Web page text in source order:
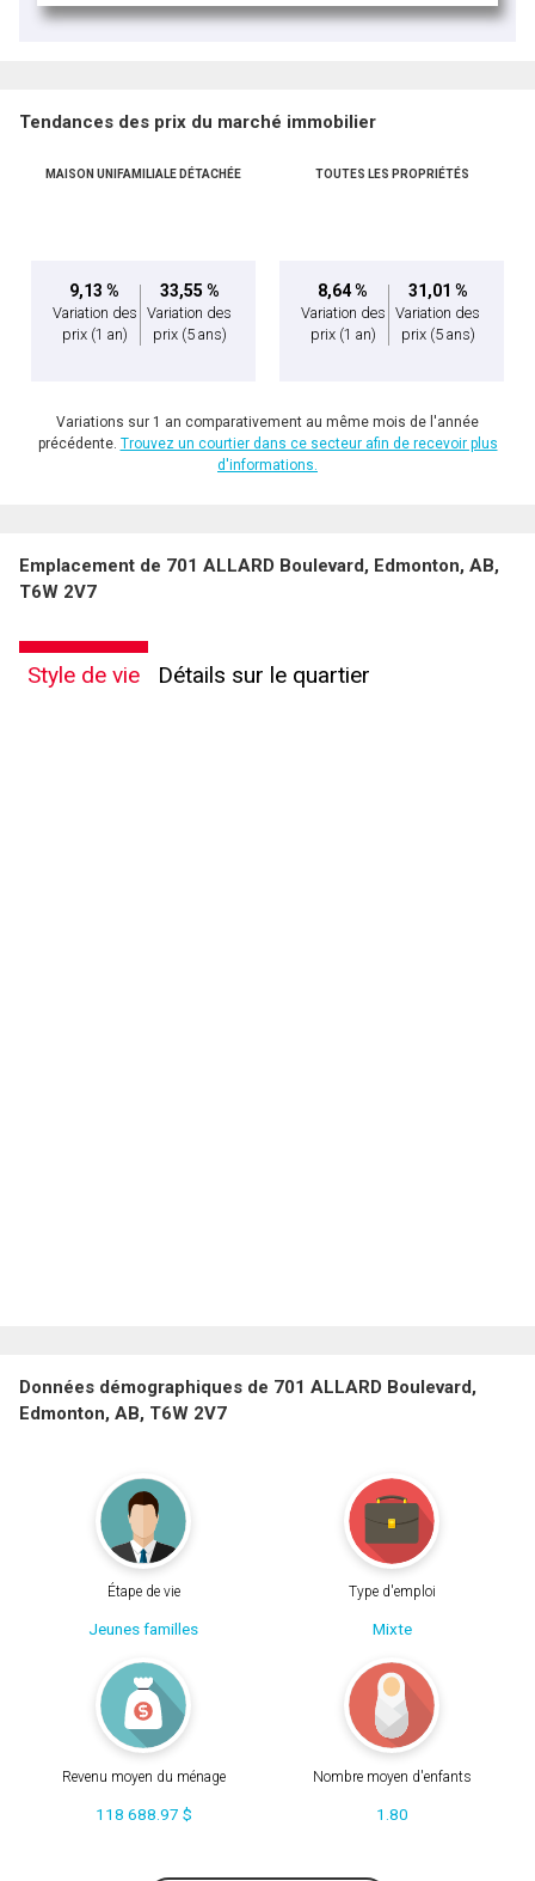
Tendances des prix du marché immobilier
MAISON UNIFAMILIALE DÉTACHÉE
9,13 %
Variation des
prix (1 an)
33,55 %
Variation des
prix (5 ans)
TOUTES LES PROPRIÉTÉS
8,64 %
Variation des
prix (1 an)
31,01 %
Variation des
prix (5 ans)
Variations sur 1 an comparativement au même mois de l'année
précédente. Trouvez un courtier dans ce secteur afin de recevoir plus
d'informations.
Emplacement de 701 ALLARD Boulevard, Edmonton, AB,
T6W 2V7
Style de vie Détails sur le quartier
Données démographiques de 701 ALLARD Boulevard,
Edmonton, AB, T6W 2V7
Étape de vie
Jeunes familles
Type d'emploi
Mixte
Revenu moyen du ménage
118 688.97 $
Nombre moyen d'enfants
1.80